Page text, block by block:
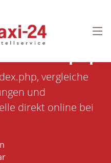
vergleiche
und
direkt online bei